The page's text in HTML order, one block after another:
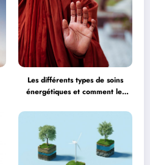
Les différents types de soins
énergétiques et comment les